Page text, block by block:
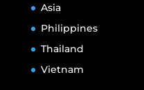
Asia
Philippines
Thailand
Vietnam